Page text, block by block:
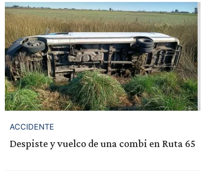
ACCIDENTE
Despiste y vuelco de una combi en Ruta 65